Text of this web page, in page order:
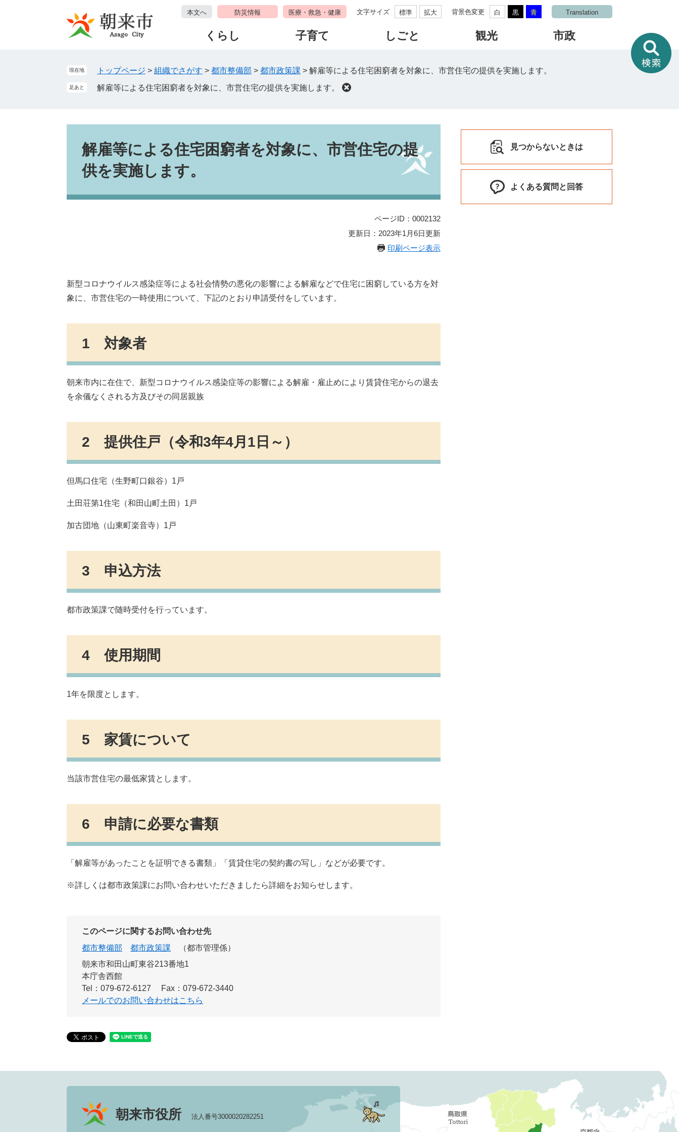
本文へ 防災情報 医療・救急・健康 文字サイズ 標準 拡大 背景色変更 白 黒 青 Translation
くらし 子育て しごと 観光 市政
現在地 トップページ > 組織でさがす > 都市整備部 > 都市政策課 > 解雇等による住宅困窮者を対象に、市営住宅の提供を実施します。
足あと 解雇等による住宅困窮者を対象に、市営住宅の提供を実施します。
解雇等による住宅困窮者を対象に、市営住宅の提
供を実施します。
ページID：0002132
更新日：2023年1月6日更新
印刷ページ表示
新型コロナウイルス感染症等による社会情勢の悪化の影響による解雇などで住宅に困窮している方を対
象に、市営住宅の一時使用について、下記のとおり申請受付をしています。
1 対象者
朝来市内に在住で、新型コロナウイルス感染症等の影響による解雇・雇止めにより賃貸住宅からの退去
を余儀なくされる方及びその同居親族
2 提供住戸（令和3年4月1日～）
但馬口住宅（生野町口銀谷）1戸
土田荘第1住宅（和田山町土田）1戸
加古団地（山東町楽音寺）1戸
3 申込方法
都市政策課で随時受付を行っています。
4 使用期間
1年を限度とします。
5 家賃について
当該市営住宅の最低家賃とします。
6 申請に必要な書類
「解雇等があったことを証明できる書類」「賃貸住宅の契約書の写し」などが必要です。
※詳しくは都市政策課にお問い合わせいただきましたら詳細をお知らせします。
このページに関するお問い合わせ先
都市整備部
都市政策課
都市管理係
朝来市和田山町東谷213番地1
本庁舎西館
Tel：079-672-6127
Fax：079-672-3440
メールでのお問い合わせはこちら
見つからないときは
よくある質問と回答
情
報
を
朝来市役所 法人番号3000020282251